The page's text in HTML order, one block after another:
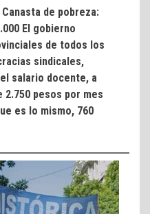
de pobreza:
El gobierno
de todos los
sindicales,
salario docente, a
pesos por mes
es lo mismo, 760